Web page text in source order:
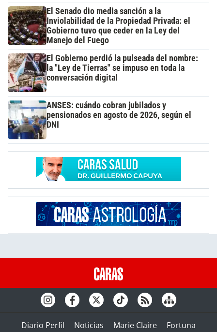
El Senado dio media sanción a la
Inviolabilidad de la Propiedad Privada: el
Gobierno tuvo que ceder en la Ley del
Manejo del Fuego
El Gobierno perdió la pulseada del nombre:
la "Ley de Tierras" se impuso en toda la
conversación digital
ANSES: cuándo cobran jubilados y
pensionados en agosto de 2026, según el
DNI
Diario Perfil Noticias Marie Claire Fortuna